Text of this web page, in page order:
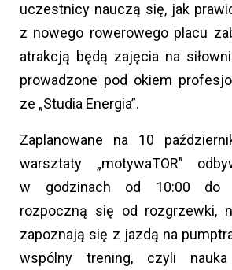
uczestnicy nauczą się, jak
z nowego rowerowego placu
atrakcją będą zajęcia na
prowadzone pod okiem
ze „Studia Energia”.
Zaplanowane na 10
warsztaty „motywaTOR”
w godzinach od 10:00 do
rozpoczną się od rozgrzewki,
zapoznają się z jazdą na
wspólny trening, czyli nauka